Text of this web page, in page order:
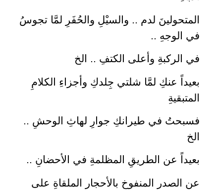
المتحولينَ لدم .. والسيْلِ والحُفَرِ لمَّا تجوسُ
في الوجهِ ..
في الركبةِ وأعلى الكتفِ .. الخ
بعيداً عنكِ لمَّا شلتي جِلدكِ وأجزاءِ الكلامِ
المتبقيةِ
فسبحتُ في طيرانكِ جوارِ لهاثِ الوحشِ ..
الخ
بعيداً عن الطريقِ المظلمةِ في الأحضانِ ..
عن الصدر المنفوخ بالأحجار الملقاةِ على